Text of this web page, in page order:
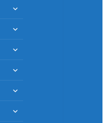
меню
раскрыть
меню
раскрыть
меню
раскрыть
меню
раскрыть
меню
раскрыть
меню
раскрыть